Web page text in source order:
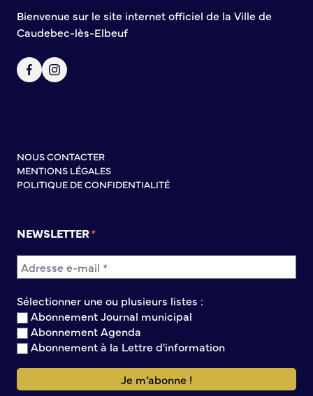
Bienvenue sur le site internet officiel de la Ville de
Caudebec-lès-Elbeuf
NOUS CONTACTER
MENTIONS LÉGALES
POLITIQUE DE CONFIDENTIALITÉ
NEWSLETTER
Sélectionner une ou plusieurs listes :
Abonnement Journal municipal
Abonnement Agenda
Abonnement à la Lettre d'information
Aide à l’achat d’un composteur ou récupérateur d’eau
S’informer
Application
S’abonner au mail d’information
La Métropole de Rouen Normandie
Culture
Espace Bourvil
Studio Gainsbourg
Boîtes à lire
Vie associative
Attribution de subventions